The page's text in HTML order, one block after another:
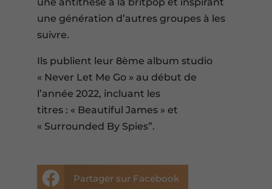
une génération d’autres groupes à les
suivre.
Ils publient leur 8ème album studio
« Never Let Me Go » au début de
l’année 2022, incluant les
titres : « Beautiful James » et
« Surrounded By Spies”.
 Partager sur Facebook